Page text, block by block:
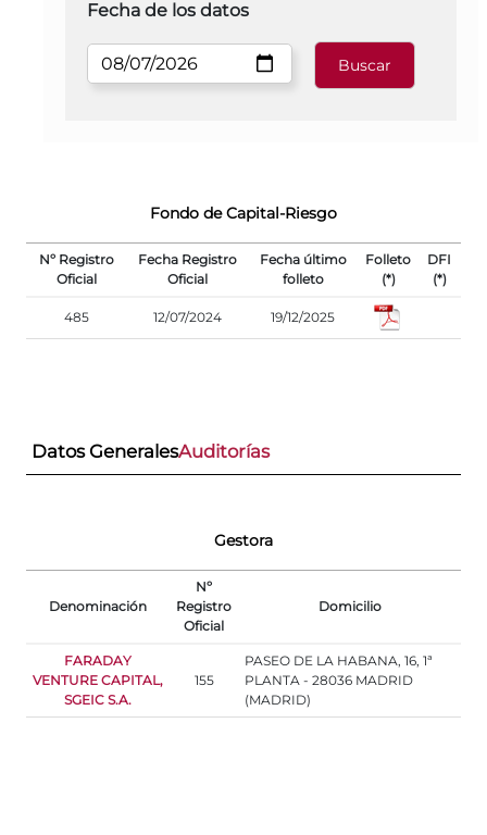
Fecha de los datos
Fondo de Capital-Riesgo
Nº Registro
Oficial
Fecha Registro
Oficial
Fecha último
folleto
Folleto
(*)
DFI
(*)
485 12/07/2024 19/12/2025
Datos GeneralesAuditorías
Gestora
Denominación
Nº
Registro
Oficial
Domicilio
FARADAY
VENTURE CAPITAL,
SGEIC S.A.
155
PASEO DE LA HABANA, 16, 1ª
PLANTA - 28036 MADRID
(MADRID)